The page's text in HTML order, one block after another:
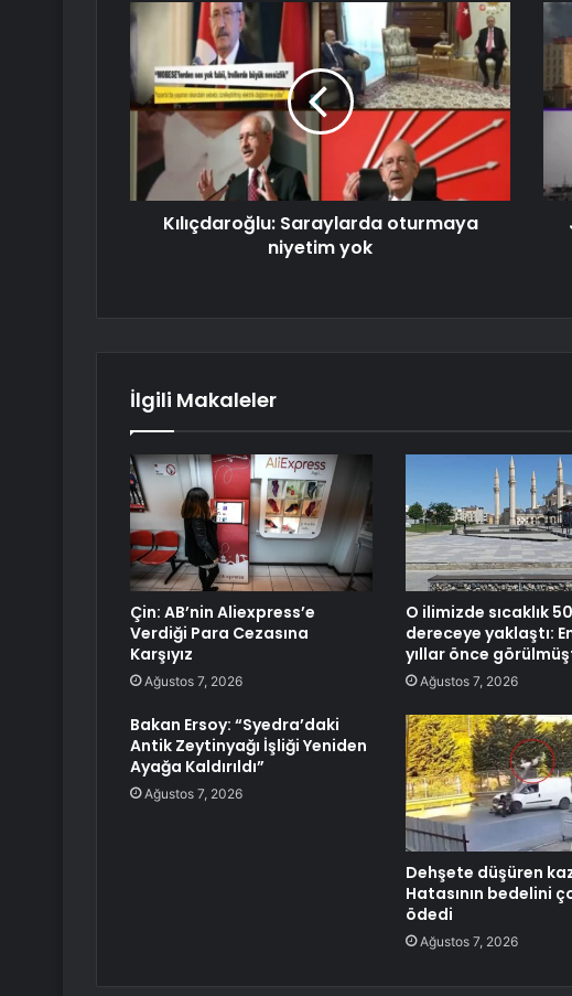
Kılıçdaroğlu: Saraylarda oturmaya
niyetim yok
İlgili Makaleler
Çin: AB’nin Aliexpress’e
Verdiği Para Cezasına
Karşıyız
Ağustos 7, 2026
O ilimizde sıcaklık 50
dereceye yaklaştı:
yıllar önce
Ağustos 7, 2026
Bakan Ersoy: “Syedra’daki
Antik Zeytinyağı İşliği Yeniden
Ayağa Kaldırıldı”
Ağustos 7, 2026
Dehşete düşüren
Hatasının bedelini
ödedi
Ağustos 7, 2026